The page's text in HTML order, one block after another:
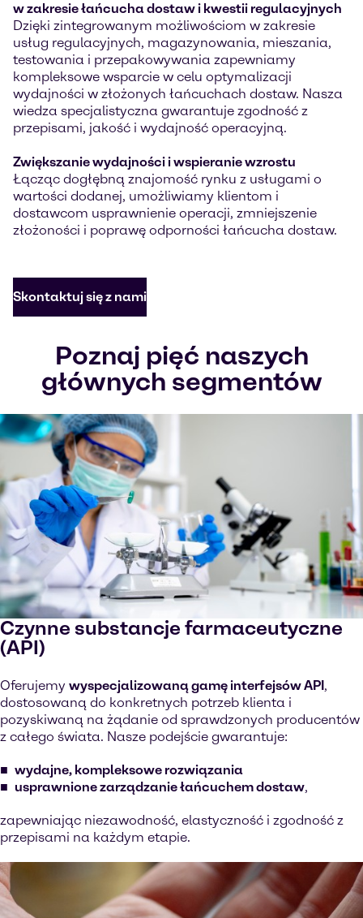
w zakresie łańcucha dostaw i kwestii regulacyjnych
Dzięki zintegrowanym możliwościom w zakresie
usług regulacyjnych, magazynowania, mieszania,
testowania i przepakowywania zapewniamy
kompleksowe wsparcie w celu optymalizacji
wydajności w złożonych łańcuchach dostaw. Nasza
wiedza specjalistyczna gwarantuje zgodność z
przepisami, jakość i wydajność operacyjną.
Zwiększanie wydajności i wspieranie wzrostu
Łącząc dogłębną znajomość rynku z usługami o
wartości dodanej, umożliwiamy klientom i
dostawcom usprawnienie operacji, zmniejszenie
złożoności i poprawę odporności łańcucha dostaw.
Skontaktuj się z nami
Poznaj pięć naszych
głównych segmentów
Czynne substancje farmaceutyczne
(API)
Oferujemy wyspecjalizowaną gamę interfejsów API,
dostosowaną do konkretnych potrzeb klienta i
pozyskiwaną na żądanie od sprawdzonych producentów
z całego świata. Nasze podejście gwarantuje:
wydajne, kompleksowe rozwiązania
usprawnione zarządzanie łańcuchem dostaw,
zapewniając niezawodność, elastyczność i zgodność z
przepisami na każdym etapie.